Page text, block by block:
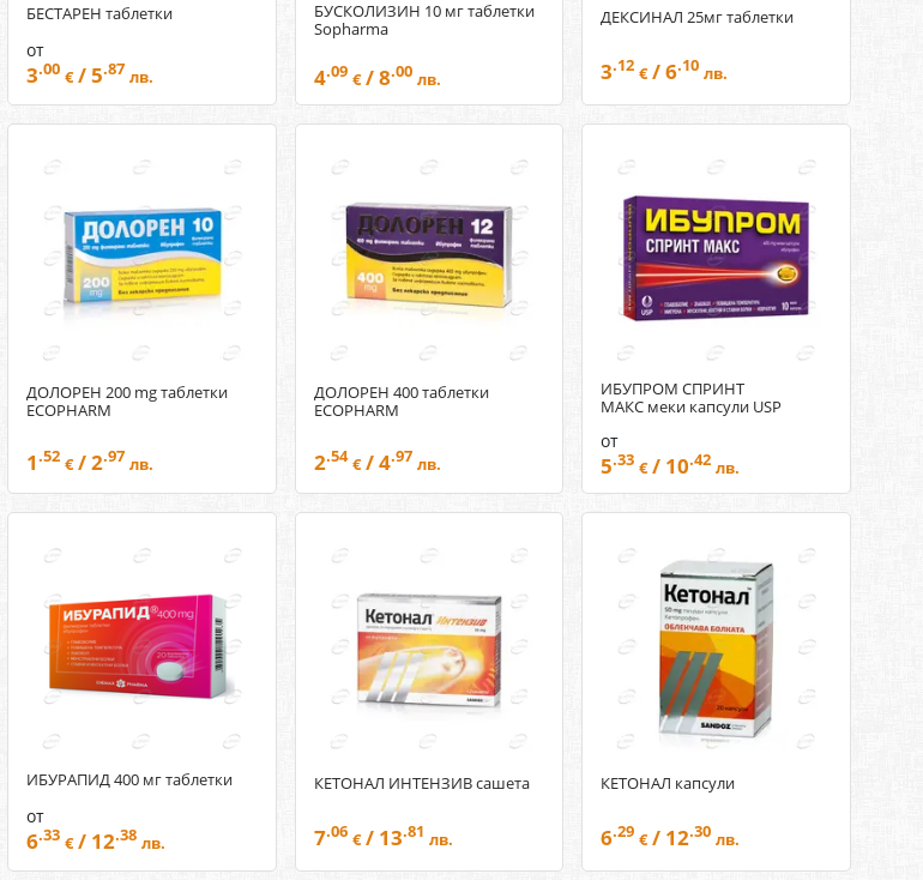
БЕСТАРЕН таблетки
от
3.00 €/ 5.87 лв.
БУСКОЛИЗИН 10 мг таблетки
Sopharma
4.09 €/ 8.00 лв.
ДЕКСИНАЛ 25мг таблетки
3.12 €/ 6.10 лв.
ДОЛОРЕН 200 mg таблетки
ECOPHARM
1.52 €/ 2.97 лв.
ДОЛОРЕН 400 таблетки
ECOPHARM
2.54 €/ 4.97 лв.
ИБУПРОМ СПРИНТ
МАКС меки капсули USP
от
5.33 €/ 10.42 лв.
ИБУРАПИД 400 мг таблетки
от
6.33 €/ 12.38 лв.
КЕТОНАЛ ИНТЕНЗИВ сашета
7.06 €/ 13.81 лв.
КЕТОНАЛ капсули
6.29 €/ 12.30 лв.